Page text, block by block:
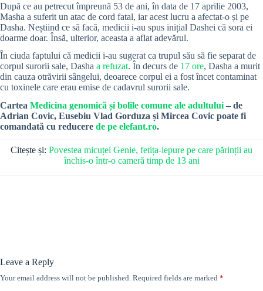
După ce au petrecut împreună 53 de ani, în data de 17 aprilie 2003,
Masha a suferit un atac de cord fatal, iar acest lucru a afectat-o și pe
Dasha. Neștiind ce să facă, medicii i-au spus inițial Dashei că sora ei
doarme doar. Însă, ulterior, aceasta a aflat adevărul.
În ciuda faptului că medicii i-au sugerat ca trupul său să fie separat de
corpul surorii sale, Dasha a refuzat. În decurs de 17 ore, Dasha a murit
din cauza otrăvirii sângelui, deoarece corpul ei a fost încet contaminat
cu toxinele care erau emise de cadavrul surorii sale.
Cartea Medicina genomică și bolile comune ale adultului – de
Adrian Covic, Eusebiu Vlad Gorduza și Mircea Covic poate fi
comandată cu reducere de pe elefant.ro.
Citește și: Povestea micuței Genie, fetița-iepure pe care părinții au
închis-o într-o cameră timp de 13 ani
Leave a Reply
Your email address will not be published. Required fields are marked *